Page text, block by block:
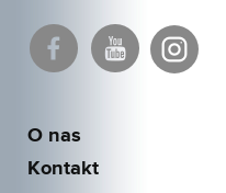
O nas
Kontakt